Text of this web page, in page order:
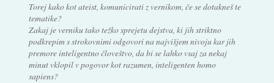
Torej kako kot ateist, komunicirati z vernikom, če se dotakneš te
tematike?
Zakaj je verniku tako težko sprejetu dejstva, ki jih striktno
podkrepim s strokovnimi odgovori na najvišjem nivoju kar jih
premore inteligentno človeštvo, da bi se lahko vsaj za nekaj
minut vklopil v pogovor kot razumen, inteligenten homo
sapiens?